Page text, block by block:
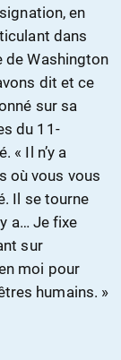
en
dans
de Washington
dit et ce
sur sa
du 11-
« Il n’y a
où vous vous
Il se tourne
a… Je fixe
sur
moi pour
humains. »